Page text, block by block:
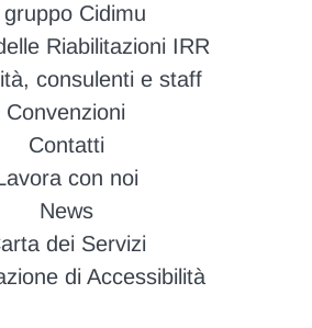
gruppo Cidimu
Riabilitazioni IRR
consulenti e staff
Convenzioni
Contatti
con noi
News
dei Servizi
di Accessibilità